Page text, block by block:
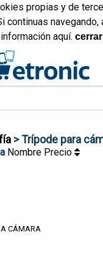
propias y de
continuas navegando,
aquí. cerrar
> Trípode para
Nombre Precio
CÁMARA